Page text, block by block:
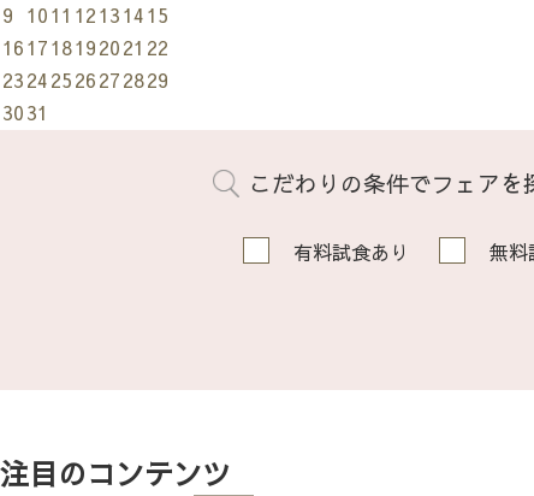
9 1011 12131415
161718192021 22
23242526272829
3031
こだわりの条件でフェアを
有料試食あり 無料
注目のコンテンツ